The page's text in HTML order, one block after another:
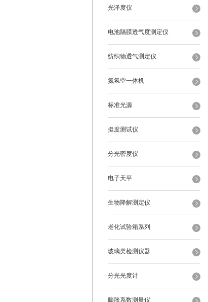
光泽度仪
电池隔膜透气度测定仪
纺织物透气测定仪
氮氢空一体机
标准光源
挺度测试仪
分光密度仪
电子天平
生物降解测定仪
老化试验箱系列
玻璃类检测仪器
分光光度计
膨胀系数测量仪